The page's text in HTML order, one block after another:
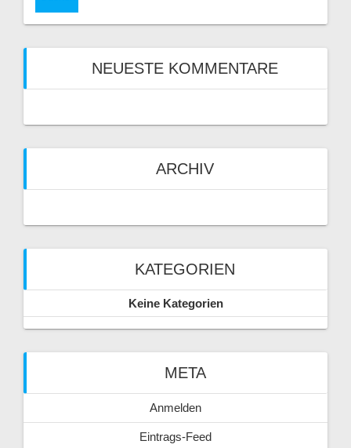
NEUESTE KOMMENTARE
ARCHIV
KATEGORIEN
Keine Kategorien
META
Anmelden
Eintrags-Feed